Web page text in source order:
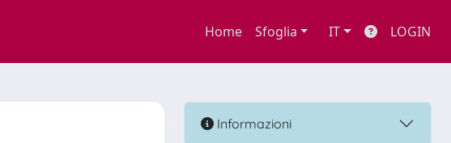
Home Sfoglia IT LOGIN
Informazioni